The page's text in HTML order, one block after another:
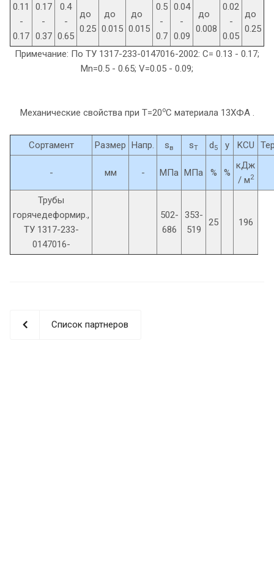
0.11
-
0.17
0.17
-
0.37
0.4
-
0.65
до
0.25
до
0.015
до
0.015
0.5
-
0.7
0.04
-
0.09
до
0.008
0.02
-
0.05
до
0.25
Примечание: По ТУ 1317-233-0147016-2002: C= 0.13 - 0.17;
Mn=0.5 - 0.65; V=0.05 - 0.09;
Механические свойства при Т=20oС материала 13ХФА .
Сортамент Размер Напр. sв sT d5 y KCU
- мм - МПа МПа % %
кДж
/ м2
Трубы
горячедеформир.,
ТУ 1317-233-
0147016-
502-
686
353-
519
25 196
Список партнеров